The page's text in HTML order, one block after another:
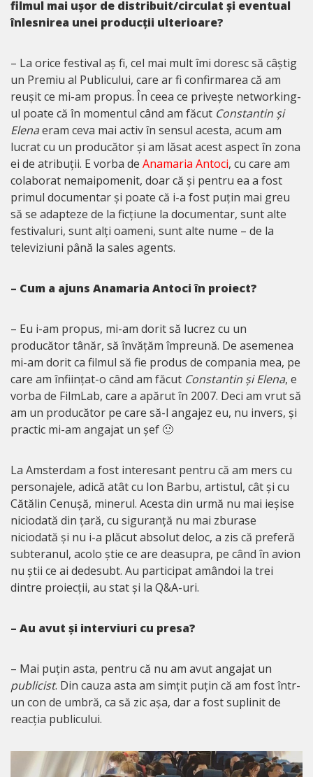
filmul mai ușor de distribuit/circulat și eventual
înlesnirea unei producții ulterioare?
– La orice festival aș fi, cel mai mult îmi doresc să câștig
un Premiu al Publicului, care ar fi confirmarea că am
reușit ce mi-am propus. În ceea ce privește networking-
ul poate că în momentul când am făcut Constantin și
Elenaeram ceva mai activ în sensul acesta, acum am
lucrat cu un producător și am lăsat acest aspect în zona
ei de atribuții. E vorba de Anamaria Antoci, cu care am
colaborat nemaipomenit, doar că și pentru ea a fost
primul documentar și poate că i-a fost puțin mai greu
să se adapteze de la ficțiune la documentar, sunt alte
festivaluri, sunt alți oameni, sunt alte nume – de la
televiziuni până la sales agents.
– Cum a ajuns Anamaria Antoci în proiect?
– Eu i-am propus, mi-am dorit să lucrez cu un
producător tânăr, să învățăm împreună. De asemenea
mi-am dorit ca filmul să fie produs de compania mea, pe
care am înființat-o când am făcut Constantin și Elena, e
vorba de FilmLab, care a apărut în 2007. Deci am vrut să
am un producător pe care să-l angajez eu, nu invers, și
practic mi-am angajat un șef 🙂
La Amsterdam a fost interesant pentru că am mers cu
personajele, adică atât cu Ion Barbu, artistul, cât și cu
Cătălin Cenușă, minerul. Acesta din urmă nu mai ieșise
niciodată din țară, cu siguranță nu mai zburase
niciodată și nu i-a plăcut absolut deloc, a zis că preferă
subteranul, acolo știe ce are deasupra, pe când în avion
nu știi ce ai dedesubt. Au participat amândoi la trei
dintre proiecții, au stat și la Q&A-uri.
– Au avut și interviuri cu presa?
– Mai puțin asta, pentru că nu am avut angajat un
publicist. Din cauza asta am simțit puțin că am fost într-
un con de umbră, ca să zic așa, dar a fost suplinit de
reacția publicului.